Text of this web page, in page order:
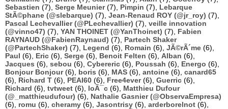
Sebastien (7), Serge Meunier(7), Pimpin (7), Lebarque
StÃ©phane (@slebarque) (7), Jean-Renaud ROY (@jr_roy) (7),
Pascal Lechevallier (@PLechevallier) (7), veille innovation
(@vinno47) (7), YAN THOINET (@YanThoinet) (7), Fabien
RAYNAUD (@FabienRaynaud) (7), Partech Shaker
(@PartechShaker) (7), Legend (6), Romain (6), JÃ©rÃ´me (6),
Paul (6), Eric (6), Serge (6), Benoit Felten (6), Alban (6),
Jacques (6), sebou (6), Cybereric (6), Poussah (6), Energo (6),
Bonjour Bonjour(6), boris (6), MAS (6), antoine (6), canard65
(6), Richard T (6), PEAI60 (6), Free4ever(6), Guerric (6),
Richard (6), tvtweet (6), loÃ¯c (6), Matthieu Dufour
(@_matthieudufour) (6), Nathalie Gasnier (@ObservaEmpresa)
(6), romu (6), cheramy (6), Jasontrisy (6), arderborelnot (6),